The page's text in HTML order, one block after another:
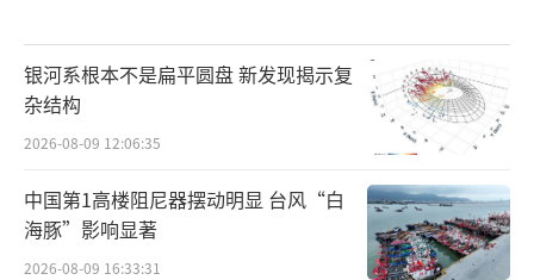
银河系根本不是扁平圆盘 新发现揭示复
杂结构
2026-08-09 12:06:35
中国第1高楼阻尼器摆动明显 台风“白
海豚”影响显著
2026-08-09 16:33:31